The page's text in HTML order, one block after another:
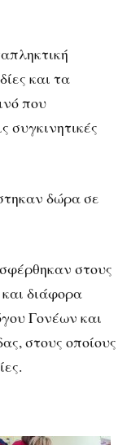
και τα
που
συγκινητικές
δώρα σε
στους
διάφορα
Γονέων και
στους οποίους